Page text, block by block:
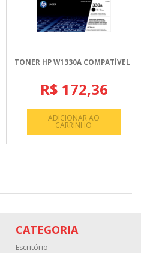
TONER HP W1330A COMPATÍVEL
R$ 172,36
ADICIONAR AO
CARRINHO
CATEGORIA
Escritório